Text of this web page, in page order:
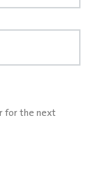
for the next